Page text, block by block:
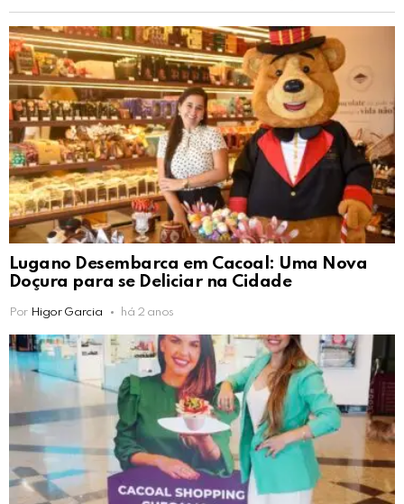
Lugano Desembarca em Cacoal: Uma Nova
Doçura para se Deliciar na Cidade
Por Higor Garcia há 2 anos